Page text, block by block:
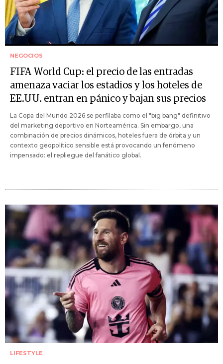
NEGOCIOS
FIFA World Cup: el precio de las entradas
amenaza vaciar los estadios y los hoteles de
EE.UU. entran en pánico y bajan sus precios
La Copa del Mundo 2026 se perfilaba como el "big bang" definitivo
del marketing deportivo en Norteamérica. Sin embargo, una
combinación de precios dinámicos, hoteles fuera de órbita y un
contexto geopolítico sensible está provocando un fenómeno
impensado: el repliegue del fanático global.
LIFESTYLE